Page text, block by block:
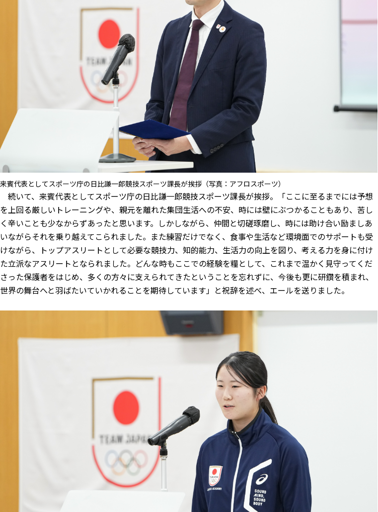
来賓代表としてスポーツ庁の⽇⽐謙⼀郎競技スポーツ課長が挨拶（写真：アフロスポーツ）
続いて、来賓代表としてスポーツ庁の⽇⽐謙⼀郎競技スポーツ課長が挨拶。「ここに至るまでには予想
を上回る厳しいトレーニングや、親元を離れた集団生活への不安、時には壁にぶつかることもあり、苦し
く辛いことも少なからずあったと思います。しかしながら、仲間と切磋琢磨し、時には助け合い励ましあ
いながらそれを乗り越えてこられました。また練習だけでなく、食事や生活など環境面でのサポートも受
けながら、トップアスリートとして必要な競技力、知的能力、生活力の向上を図り、考える力を身に付け
た立派なアスリートとなられました。どんな時もここでの経験を糧として、これまで温かく見守ってくだ
さった保護者をはじめ、多くの方々に支えられてきたということを忘れずに、今後も更に研鑽を積まれ、
世界の舞台へと羽ばたいていかれることを期待しています」と祝辞を述べ、エールを送りました。